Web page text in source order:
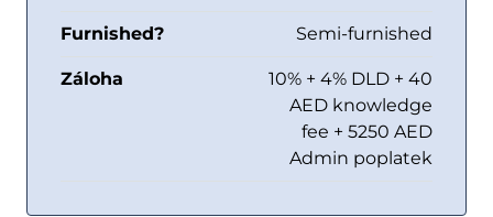
Furnished? Semi-furnished
Záloha
10% + 4% DLD + 40
AED knowledge
fee + 5250 AED
Admin poplatek